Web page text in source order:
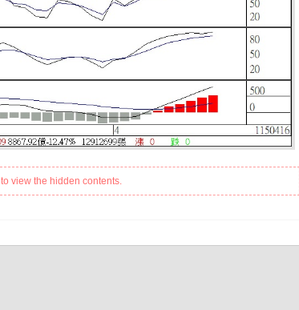
to view the hidden contents.